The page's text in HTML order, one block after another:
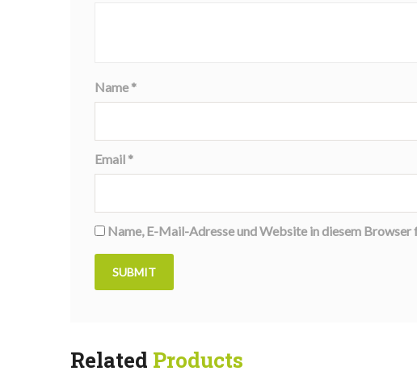
Name*
Email *
Name, E-Mail-Adresse und Website in diesem Browser
Related Products